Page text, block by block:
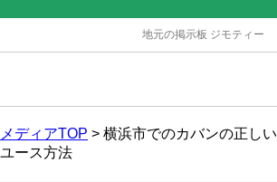
地元の掲示板 ジモティー
メディアTOP > 横浜市でのカバンの正し
ユース方法